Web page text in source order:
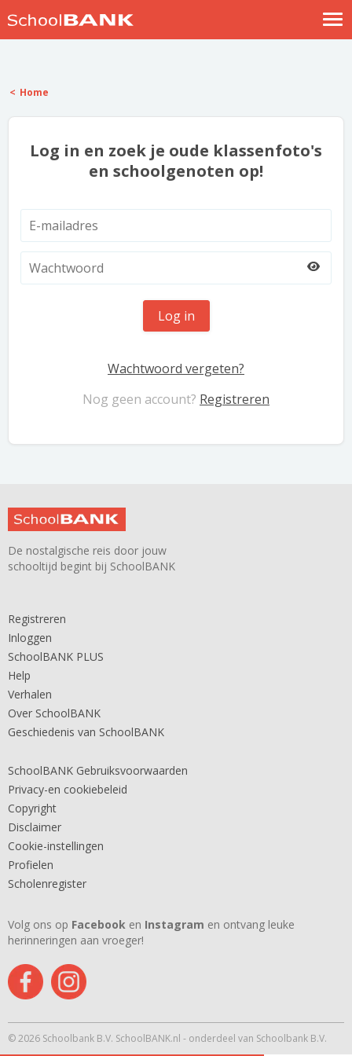
Help
Home
Log in en zoek je oude klassenfoto's
en schoolgenoten op!
Log in
Wachtwoord vergeten?
Nog geen account? Registreren
De nostalgische reis door jouw
schooltijd begint bij SchoolBANK
Registreren
Inloggen
SchoolBANK PLUS
Help
Verhalen
Over SchoolBANK
Geschiedenis van SchoolBANK
SchoolBANK Gebruiksvoorwaarden
Privacy-en cookiebeleid
Copyright
Disclaimer
Cookie-instellingen
Profielen
Scholenregister
Volg ons op Facebook en Instagram en ontvang leuke
herinneringen aan vroeger!
© 2026 Schoolbank B.V. SchoolBANK.nl - onderdeel van Schoolbank B.V.